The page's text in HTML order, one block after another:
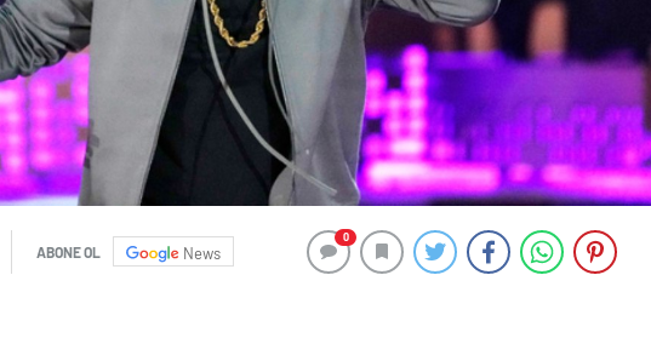
ABONE OL News
0